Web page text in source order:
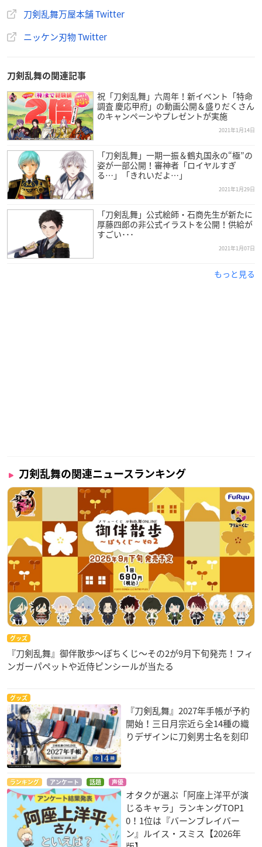
す‼
それに先立ち、1月30日（土）より、「刀剣乱舞-ONLINE
com/LNxR5Wt5Gl
nuary 14, 2021
刀剣乱舞万屋本舗 Twitter
ニッケン刃物 Twitter
刀剣乱舞の関連記事
祝「刀剣乱舞」六周年！新イベント「特命
調査 慶応甲府」の動画公開＆盛りだくさん
のキャンペーンやプレゼントが実施
2021年1月14日
「刀剣乱舞」一期一振＆鶴丸国永の“極”の
姿が一部公開！審神者「ロイヤルすぎ
る…」「きれいだよ…」
2021年1月29日
「刀剣乱舞」公式絵師・石商先生が新たに
厚藤四郎の非公式イラストを公開！供給が
すごい･･･
2021年1月07日
もっと見る
刀剣乱舞の関連ニュースランキング
グッズ
『刀剣乱舞』御伴散歩～ぽちくじ～その2が9月下旬発売！フィ
ンガーパペットや近侍ピンシールが当たる
グッズ
『刀剣乱舞』2027年手帳が予約
開始！三日月宗近ら全14種の織
りデザインに刀剣男士名を刻印
ランキング アンケート 話題 声優
オタクが選ぶ「阿座上洋平が演
じるキャラ」ランキングTOP1
0！1位は『バーンブレイバー
ン』ルイス・スミス【2026年